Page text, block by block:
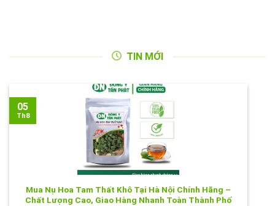
TIN MỚI
Mua Nụ Hoa Tam Thất Khô Tại Hà Nội Chính Hãng –
Chất Lượng Cao, Giao Hàng Nhanh Toàn Thành Phố
05
Th8